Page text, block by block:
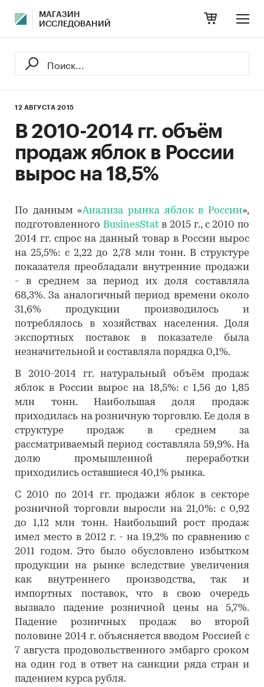
МАГАЗИН
ИССЛЕДОВАНИЙ
12 АВГУСТА 2015
В 2010-2014 гг. объём
продаж яблок в России
вырос на 18,5%
По данным «Анализа рынка яблок в России»,
подготовленного BusinesStatв 2015 г., с 2010 по
2014 гг. спрос на данный товар в России вырос
на 25,5%: с 2,22 до 2,78 млн тонн. В структуре
показателя преобладали внутренние продажи
- в среднем за период их доля составляла
68,3%. За аналогичный период времени около
31,6% продукции производилось и
потреблялось в хозяйствах населения. Доля
экспортных поставок в показателе была
незначительной и составляла порядка 0,1%.
В 2010-2014 гг. натуральный объём продаж
яблок в России вырос на 18,5%: с 1,56 до 1,85
млн тонн. Наибольшая доля продаж
приходилась на розничную торговлю. Ее доля в
структуре продаж в среднем за
рассматриваемый период составляла 59,9%. На
долю промышленной переработки
приходились оставшиеся 40,1% рынка.
С 2010 по 2014 гг. продажи яблок в секторе
розничной торговли выросли на 21,0%: с 0,92
до 1,12 млн тонн. Наибольший рост продаж
имел место в 2012 г. - на 19,2% по сравнению с
2011 годом. Это было обусловлено избытком
продукции на рынке вследствие увеличения
как внутреннего производства, так и
импортных поставок, что в свою очередь
вызвало падение розничной цены на 5,7%.
Падение розничных продаж во второй
половине 2014 г. объясняется вводом Россией с
7 августа продовольственного эмбарго сроком
на один год в ответ на санкции ряда стран и
падением курса рубля.